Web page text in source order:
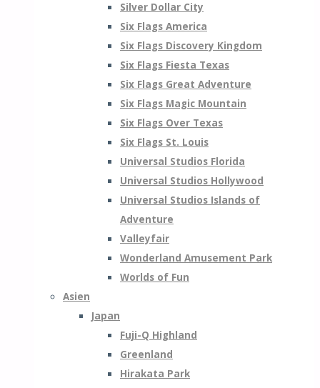
Silver Dollar City
Six Flags America
Six Flags Discovery Kingdom
Six Flags Fiesta Texas
Six Flags Great Adventure
Six Flags Magic Mountain
Six Flags Over Texas
Six Flags St. Louis
Universal Studios Florida
Universal Studios Hollywood
Universal Studios Islands of
Adventure
Valleyfair
Wonderland Amusement Park
Worlds of Fun
Asien
Japan
Fuji-Q Highland
Greenland
Hirakata Park